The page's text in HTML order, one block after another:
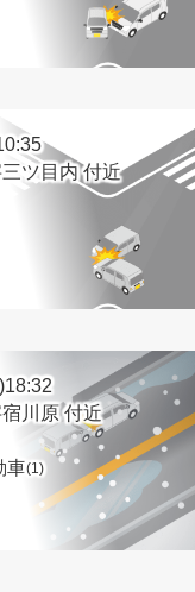
ツ目内 付近
川原 付近
車(1)